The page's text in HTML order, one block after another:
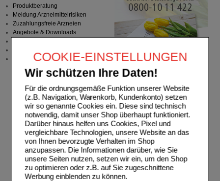
COOKIE-EINSTELLUNGEN
Wir schützen Ihre Daten!
Für die ordnungsgemäße Funktion unserer Website
(z.B. Navigation, Warenkorb, Kundenkonto) setzen
wir so genannte Cookies ein. Diese sind technisch
notwendig, damit unser Shop überhaupt funktioniert.
Darüber hinaus helfen uns Cookies, Pixel und
vergleichbare Technologien, unsere Website an das
von Ihnen bevorzugte Verhalten im Shop
anzupassen. Die Informationen darüber, wie Sie
unsere Seiten nutzen, setzen wir ein, um den Shop
zu optimieren oder z.B. auf Sie zugeschnittene
Werbung einblenden zu können.
Produktberatung
Meldung Arzneimittelrisiken
Zuzahlungsfreie Arzneien
Angebote & Downloads
Stellenangebote